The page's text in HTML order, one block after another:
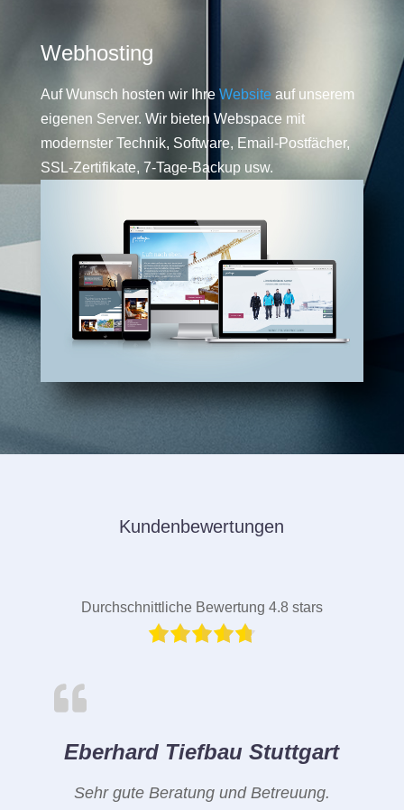
Webhosting
Auf Wunsch hosten wir Ihre Website auf unserem
eigenen Server. Wir bieten Webspace mit
modernster Technik, Software, Email-Postfächer,
SSL-Zertifikate, 7-Tage-Backup usw.
Kundenbewertungen
Durchschnittliche Bewertung 4.8 stars
Eberhard Tiefbau Stuttgart
Sehr gute Beratung und Betreuung.